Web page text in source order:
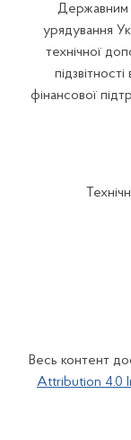
Державним
урядування
технічної
фінансової
Весь контент
Attribution 4.0